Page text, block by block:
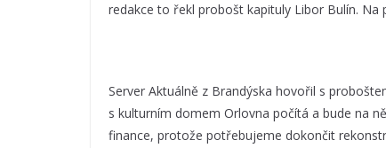
redakce to řekl probošt kapituly Libor Bulín.
Server Aktuálně z Brandýska hovořil s
s kulturním domem Orlovna počítá a bude na
finance, protože potřebujeme dokončit